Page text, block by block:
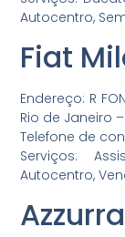
Autocentro,
Fiat
Endereço: R
Rio de Janeiro –
Telefone de
Serviços:
Autocentro,